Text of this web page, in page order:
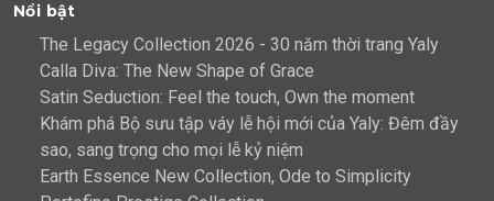
Nổi bật
The Legacy Collection 2026 - 30 năm thời trang Yaly
Calla Diva: The New Shape of Grace
Satin Seduction: Feel the touch, Own the moment
Khám phá Bộ sưu tập váy lễ hội mới của Yaly: Đêm đầy
sao, sang trọng cho mọi lễ kỷ niệm
Earth Essence New Collection, Ode to Simplicity